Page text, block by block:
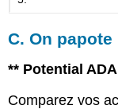
C. On papote
** Potential
Comparez vos